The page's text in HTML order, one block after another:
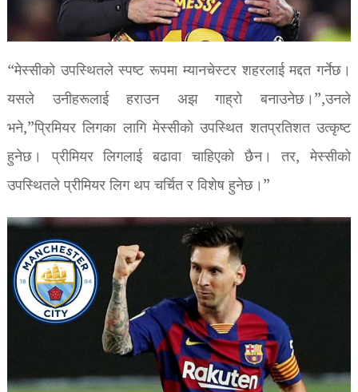
“मेस्सीको उपस्थितले स्पष्ट रूपमा म्यानचेस्टर शहरलाई मद्दत गर्नेछ।
यसले उनीहरूलाई हराउन अझ गाह्रो बनाउनेछ।”,उनले
भने,”प्रिमियर लिगका लागि मेस्सीको उपस्थित शतप्रतिशत उत्कृष्ट
हुनेछ। प्रीमियर लिगलाई बढावा चाहिएको छैन। तर, मेस्सीको
उपस्थितले प्रीमियर लिग थप चर्चित र विशेष हुनेछ।”